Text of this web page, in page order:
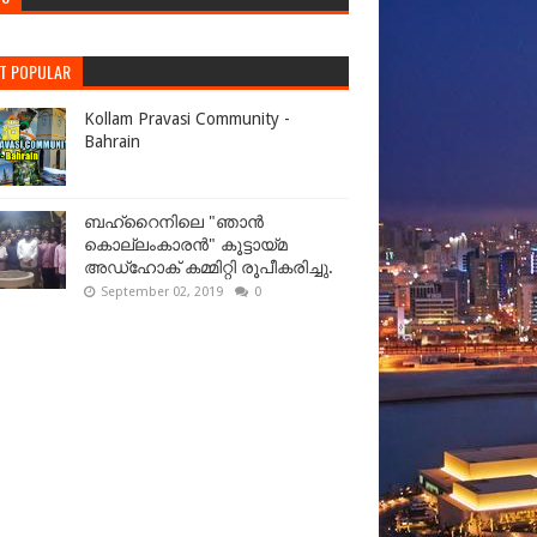
POPULAR
Kollam Pravasi Community -
Bahrain
ബഹ്‌റൈനിലെ "ഞാൻ
കൊല്ലംകാരൻ" കൂട്ടായ്‌മ
അഡ്‌ഹോക് കമ്മിറ്റി രൂപീകരിച്ചു.
September 02, 2019 0